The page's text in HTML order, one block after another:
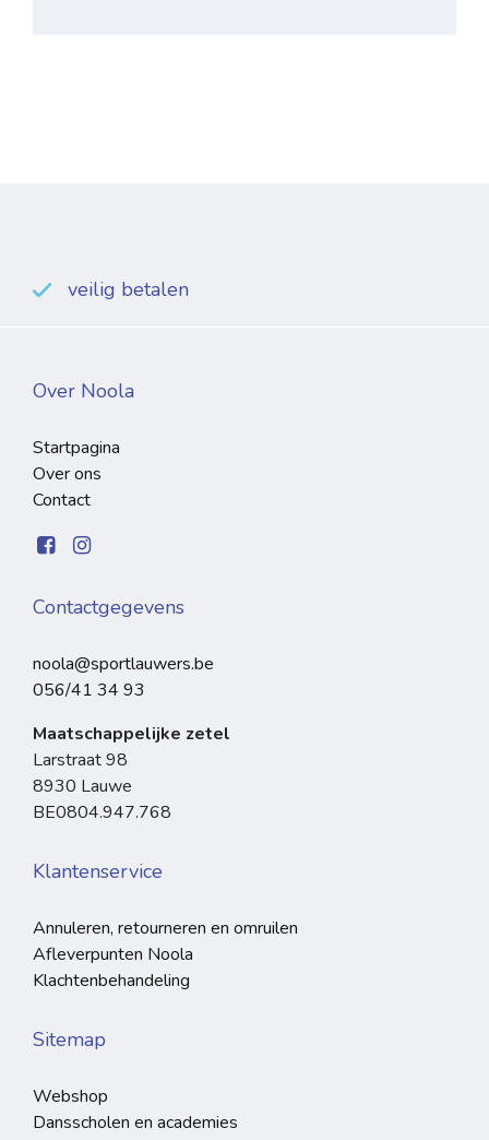
veilig betalen
Over Noola
Startpagina
Over ons
Contact
Contactgegevens
noola@sportlauwers.be
056/41 34 93
Maatschappelijke zetel
Larstraat 98
8930 Lauwe
BE0804.947.768
Klantenservice
Annuleren, retourneren en omruilen
Afleverpunten Noola
Klachtenbehandeling
Sitemap
Webshop
Dansscholen en academies